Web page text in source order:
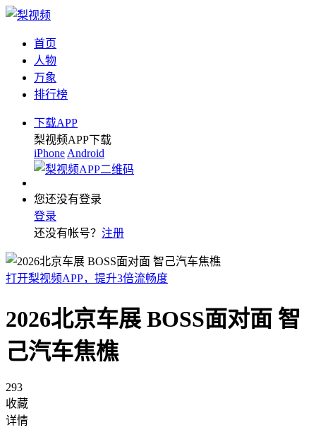
首页
人物
万象
排行榜
下载APP
梨视频APP下载
iPhone Android
您还没有登录
登录
还没有帐号？ 注册
打开梨视频APP，提升3倍流畅度
2026北京车展 BOSS面对面 智
己汽车焦樵
293
收藏
详情